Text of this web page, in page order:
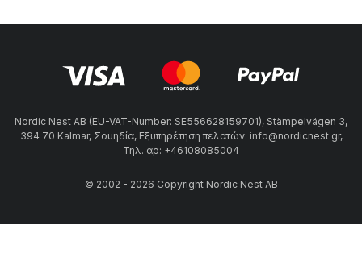
Nordic Nest AB (EU-VAT-Number: SE556628159701), Stämpelvägen 3,
394 70 Kalmar, Σουηδία, Εξυπηρέτηση πελατών: info@nordicnest.gr,
Τηλ. αρ: +46108085004
© 2002 - 2026 Copyright Nordic Nest AB